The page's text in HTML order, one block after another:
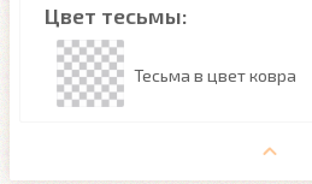
Цвет тесьмы:
Тесьма в цвет ковра